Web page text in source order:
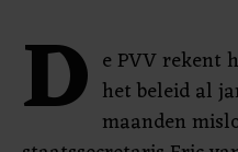
D e PVV rekent
het beleid al
maanden